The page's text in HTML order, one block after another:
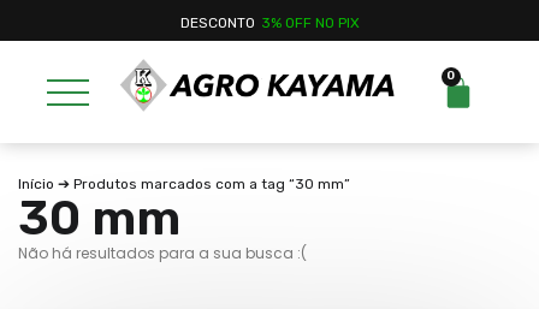
DESCONTO 3% OFF NO PIX
0
Início ➔ Produtos marcados com a tag “30 mm”
30 mm
Não há resultados para a sua busca :(